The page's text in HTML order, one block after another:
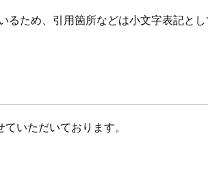
め、引用箇所などは小文字表記とし
いただいております。